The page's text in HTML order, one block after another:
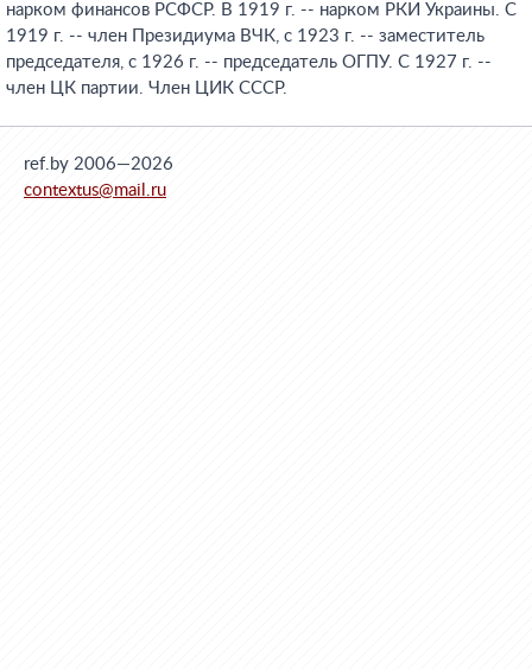
нарком финансов РСФСР. В 1919 г. -- нарком РКИ Украины. С
1919 г. -- член Президиума ВЧК, с 1923 г. -- заместитель
председателя, с 1926 г. -- председатель ОГПУ. С 1927 г. --
член ЦК партии. Член ЦИК СССР.
ref.by 2006—2026
contextus@mail.ru